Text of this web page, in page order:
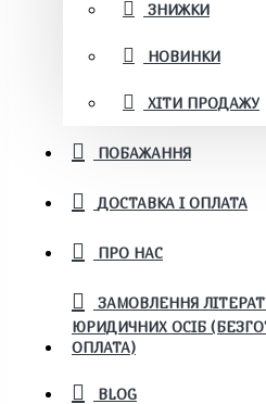
ЗНИЖКИ
НОВИНКИ
ХІТИ ПРОДАЖУ
ПОБАЖАННЯ
ДОСТАВКА І ОПЛАТА
ПРО НАС
ЗАМОВЛЕННЯ
ЮРИДИЧНИХ ОСІБ
ОПЛАТА)
BLOG